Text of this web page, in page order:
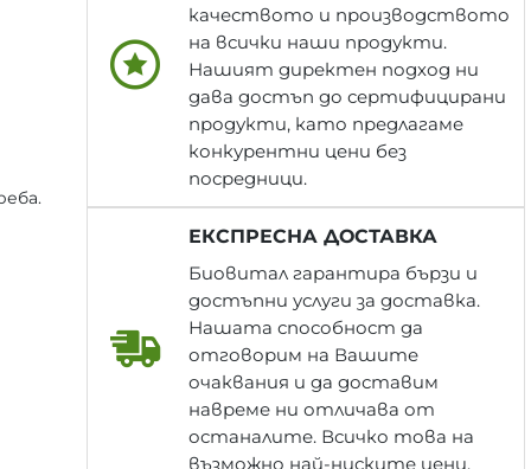
качеството и производството
на всички наши продукти.
Нашият директен подход ни
дава достъп до сертифицирани
продукти, като предлагаме
конкурентни цени без
посредници.
ЕКСПРЕСНА ДОСТАВКА
Биовитал гарантира бързи и
достъпни услуги за доставка.
Нашата способност да
отговорим на Вашите
очаквания и да доставим
навреме ни отличава от
останалите. Всичко това на
възможно най-ниските цени.